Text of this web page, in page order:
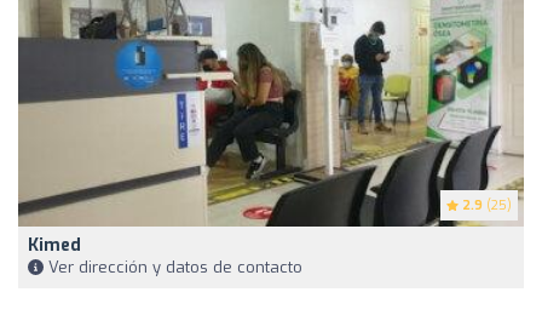
2.9 (25)
Kimed
Ver dirección y datos de contacto